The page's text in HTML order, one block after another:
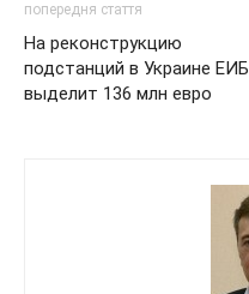
попередня стаття
На реконструкцию
подстанций в Украине ЕИБ
выделит 136 млн евро